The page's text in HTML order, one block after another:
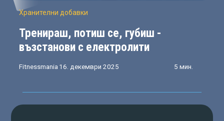
Хранителни добавки
Тренираш, потиш се, губиш -
възстанови с електролити
Fitnessmania 16. декември 2025 5 мин.